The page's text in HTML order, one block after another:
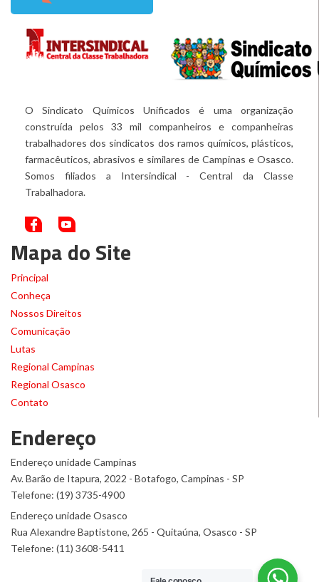
O Sindicato Químicos Unificados é uma organização
construída pelos 33 mil companheiros e companheiras
trabalhadores dos sindicatos dos ramos químicos, plásticos,
farmacêuticos, abrasivos e similares de Campinas e Osasco.
Somos filiados a Intersindical - Central da Classe
Trabalhadora.
Mapa do Site
Principal
Conheça
Nossos Direitos
Comunicação
Lutas
Regional Campinas
Regional Osasco
Contato
Endereço
Endereço unidade Campinas
Av. Barão de Itapura, 2022 - Botafogo, Campinas - SP
Telefone: (19) 3735-4900
Endereço unidade Osasco
Rua Alexandre Baptistone, 265 - Quitaúna, Osasco - SP
Telefone: (11) 3608-5411